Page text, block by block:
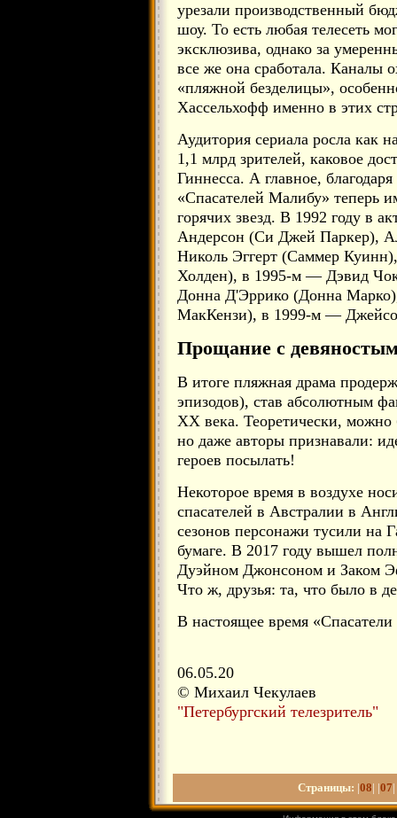
урезали производственный
шоу. То есть любая телесеть
эксклюзива, однако за
все же она сработала. Каналы
«пляжной безделицы»,
Хассельхофф именно в этих
Аудитория сериала росла как
1,1 млрд зрителей, каковое
Гиннесса. А главное,
«Спасателей Малибу» теперь
горячих звезд. В 1992 году в
Андерсон (Си Джей Паркер),
Николь Эггерт (Саммер
Холден), в 1995-м — Дэвид
Донна Д'Эррико (Донна
МакКензи), в 1999-м —
Прощание с
В итоге пляжная драма
эпизодов), став абсолютным
XX века. Теоретически, можно
но даже авторы признавали:
героев посылать!
Некоторое время в воздухе
спасателей в Австралии в
сезонов персонажи тусили на
бумаге. В 2017 году вышел
Дуэйном Джонсоном и Заком
Что ж, друзья: та, что было в
В настоящее время
06.05.20
© Михаил Чекулаев
"Петербургский телезритель"
Страницы: |08| |07